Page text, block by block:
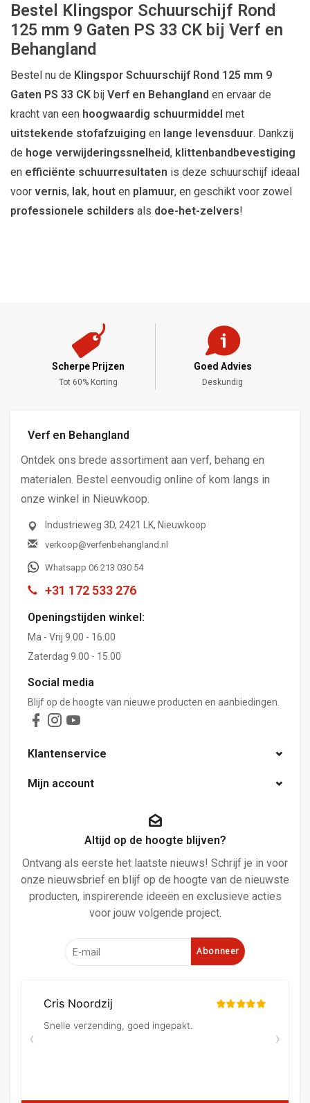
Bestel Klingspor Schuurschijf Rond
125 mm 9 Gaten PS 33 CK bij Verf en
Behangland
Bestel nu de Klingspor Schuurschijf Rond 125 mm 9
Gaten PS 33 CK bij Verf en Behangland en ervaar de
kracht van een hoogwaardig schuurmiddel met
uitstekende stofafzuiging en lange levensduur. Dankzij
de hoge verwijderingssnelheid, klittenbandbevestiging
en efficiënte schuurresultaten is deze schuurschijf ideaal
voor vernis, lak, hout en plamuur, en geschikt voor zowel
professionele schilders als doe-het-zelvers!
Scherpe Prijzen
Tot 60% Korting
Goed Advies
Deskundig
Verf en Behangland
Ontdek ons brede assortiment aan verf, behang en
materialen. Bestel eenvoudig online of kom langs in
onze winkel in Nieuwkoop.
Industrieweg 3D, 2421 LK, Nieuwkoop
verkoop@verfenbehangland.nl
Whatsapp 06 213 030 54
+31 172 533 276
Openingstijden winkel:
Ma - Vrij 9.00 - 16.00
Zaterdag 9.00 - 15.00
Social media
Blijf op de hoogte van nieuwe producten en aanbiedingen.
Klantenservice
Mijn account
Altijd op de hoogte blijven?
Ontvang als eerste het laatste nieuws! Schrijf je in voor
onze nieuwsbrief en blijf op de hoogte van de nieuwste
producten, inspirerende ideeën en exclusieve acties
voor jouw volgende project.
Abonneer